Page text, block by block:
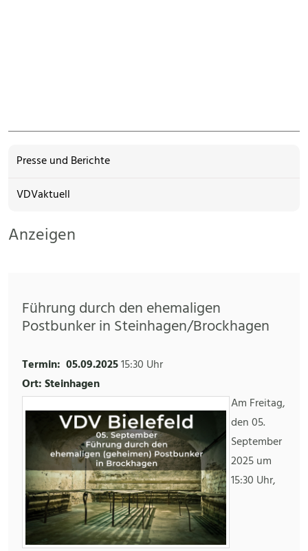
Presse und Berichte
VDVaktuell
Anzeigen
Führung durch den ehemaligen
Postbunker in Steinhagen/Brockhagen
Termin: 05.09.202515:30 Uhr
Ort: Steinhagen
Am Freitag,
den 05.
September
2025 um
15:30 Uhr,